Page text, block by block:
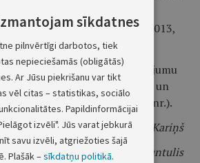
centra saglabāšanas un
(Latvijas Vēstnesis, 2013,
nr.);
2017. gada 30. augusta rīkojumu
centra saglabāšanas un
Vēstnesis, 2017, 173. nr.).
Ministru prezidentsA. K. Kariņš
Kultūras ministrs
N. Puntulis
sīkdatnes
pilnvērtīgi darbotos, tiek
nepieciešamās (obligātās)
Ar Jūsu piekrišanu var tikt
vēl citas – statistikas, sociālo
Papildinformācijai
izvēli". Jūs varat jebkurā
savu izvēli, atgriežoties šajā
Plašāk –sīkdatņu politikā.